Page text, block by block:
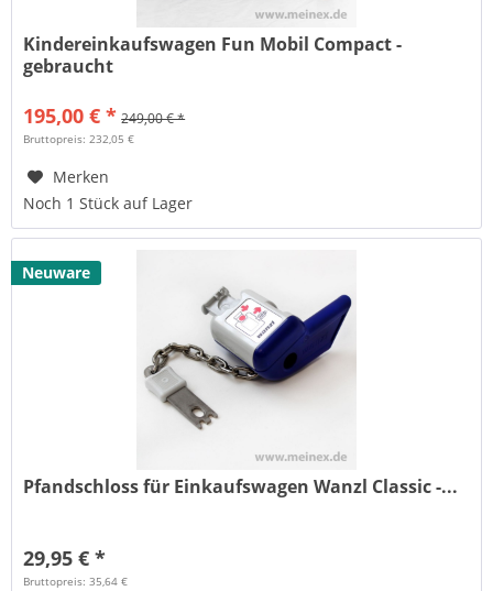
Kindereinkaufswagen Fun Mobil Compact -
gebraucht
195,00 € * 249,00 € *
Bruttopreis: 232,05 €
Merken
Noch 1 Stück auf Lager
Neuware
Pfandschloss für Einkaufswagen Wanzl Classic -...
29,95 € *
Bruttopreis: 35,64 €